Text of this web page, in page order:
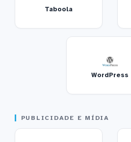
Taboola
WordPress
PUBLICIDADE E MÍDIA